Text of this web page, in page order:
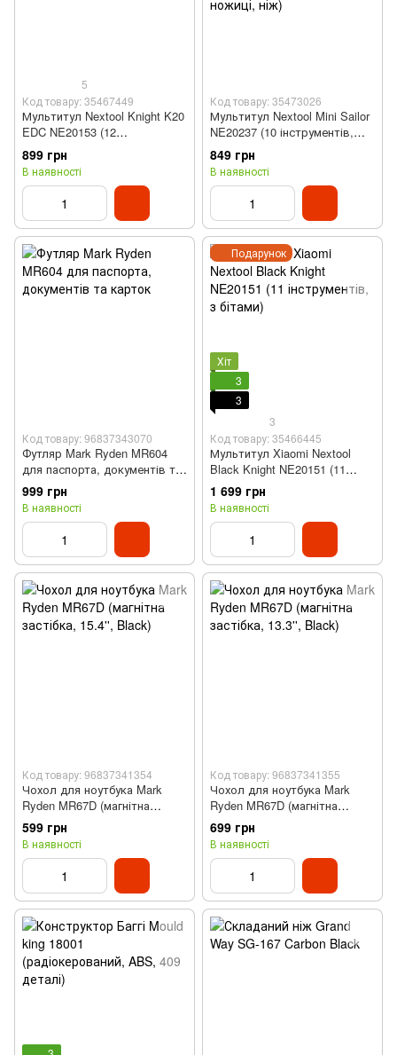
5
Код товару: 35467449
Мультитул Nextool Knight K20
EDC NE20153 (12
інструментів)
899 грн
В наявності
Код товару: 35473026
Мультитул Nextool Mini Sailor
NE20237 (10 інструментів,
мультитул брелок,
нержавіюча сталь, викрутка,
плоскогубці, ножиці, ніж)
849 грн
В наявності
Код товару: 96837343070
Футляр Mark Ryden MR604
для паспорта, документів та
карток
999 грн
В наявності
Подарунок
Хіт
3
3
3
Код товару: 35466445
Мультитул Xiaomi Nextool
Black Knight NE20151 (11
інструментів, з бітами)
1 699 грн
В наявності
Код товару: 96837341354
Чохол для ноутбука Mark
Ryden MR67D (магнітна
застібка, 15.4'', Black)
599 грн
В наявності
Код товару: 96837341355
Чохол для ноутбука Mark
Ryden MR67D (магнітна
застібка, 13.3'', Black)
699 грн
В наявності